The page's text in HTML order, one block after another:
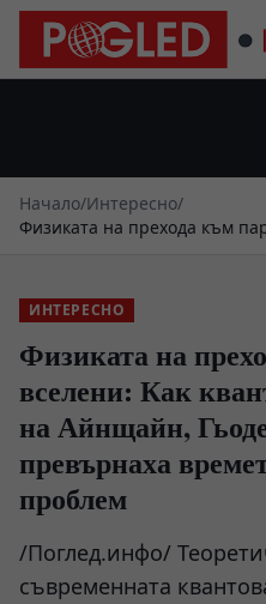
Начало/Интересно/
Физиката на прехода към
ИНТЕРЕСНО
Физиката на
вселени: Как
на Айнщайн,
превърнаха
проблем
/Поглед.инфо/
съвременната